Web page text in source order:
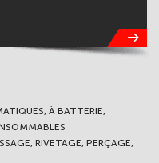
À BATTERIE,
RIVETAGE, PERÇAGE,